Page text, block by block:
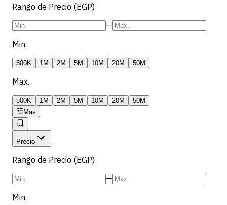
Rango de Precio (EGP)
—
Min.
500K 1M 2M 5M 10M 20M 50M
Max.
500K 1M 2M 5M 10M 20M
50M
Mas
Precio
Rango de Precio (EGP)
—
Min.